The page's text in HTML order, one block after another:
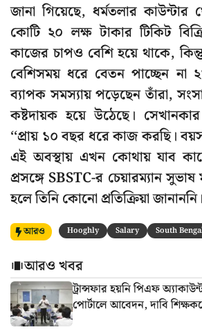
জানা গিয়েছে, ধর্মতলার কাউন্টার
কোটি ২০ লক্ষ টাকার টিকিট
কাজের চাপও বেশি হয়ে থাকে,
বেশিসময় ধরে বেতন পাচ্ছেন না
ব্যাপক সমস্যায় পড়েছেন তাঁরা,
কষ্টদায়ক হয়ে উঠেছে।
‘‘প্রায় ১০ বছর ধরে কাজ করছি।
এই অবস্থায় এখন কোথায় যাব
প্রসঙ্গে SBSTC-র চেয়ারম্যান
হলে তিনি কোনো প্রতিক্রিয়া জানাননি।
আরও Hooghly Salary South
আরও খবর
ট্রান্সফার হয়নি পিএফ
পোর্টালে আবেদন, দাবি